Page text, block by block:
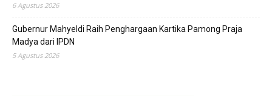
6 Agustus 2026
Gubernur Mahyeldi Raih Penghargaan Kartika Pamong Praja
Madya dari IPDN
5 Agustus 2026